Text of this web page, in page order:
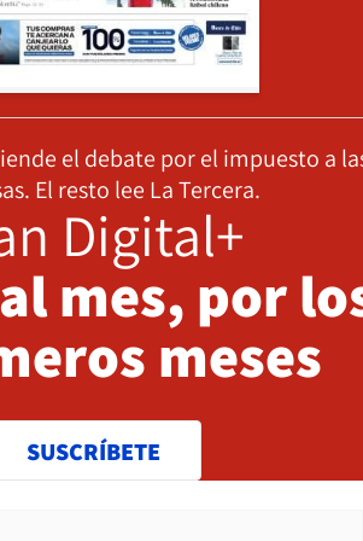
el debate por el impuesto a
El resto lee La Tercera.
Digital+
mes, por
meses
SUSCRÍBETE